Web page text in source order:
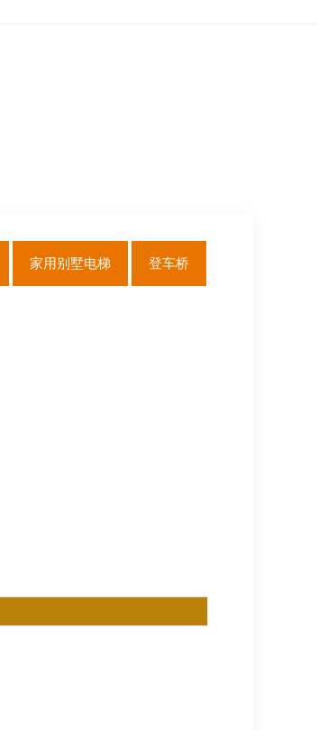
家用别墅电梯 登车桥